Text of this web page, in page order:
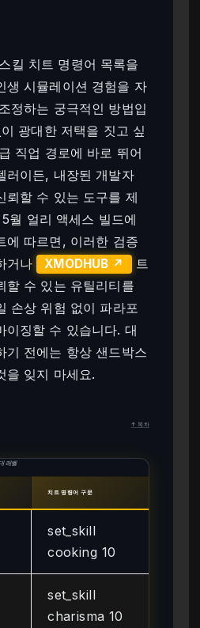
킬 치트 명령어 목록을
생 시뮬레이션 경험을 자
정하는 궁극적인 방법입
광대한 저택을 짓고 싶
직업 경로에 바로 뛰어
러이든, 내장된 개발자
뢰할 수 있는 도구를 제
월 얼리 액세스 빌드에
에 따르면, 이러한 검증
거나
XMODHUB ↗
트
할 수 있는 유틸리티를
손상 위험 없이 파라포
이징할 수 있습니다. 대
기 전에는 항상 샌드박스
을 잊지 마세요.
↑ 목차
레벨
치트 명령어 구문
set_skill
cooking 10
set_skill
charisma 10